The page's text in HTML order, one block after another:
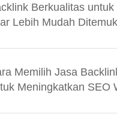
Berkualitas
Lebih Mudah
Memilih Jasa
Meningkatkan SEO